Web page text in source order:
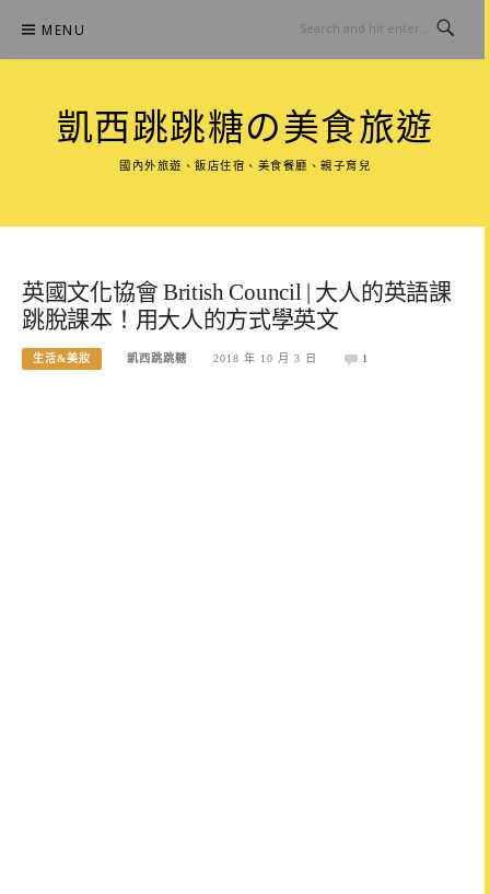
content
MENU
凱西跳跳糖の美食旅遊
國內外旅遊、飯店住宿、美食餐廳、親子育兒
英國文化協會 British Council | 大人的英語課
跳脫課本！用大人的方式學英文
生活&美妝 凱西跳跳糖 2018 年 10 月 3 日 1